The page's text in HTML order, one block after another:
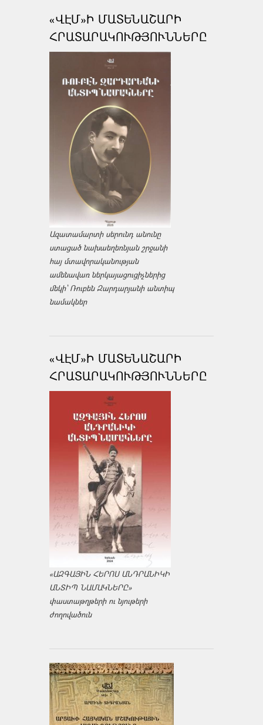
«ՎԷՄ»Ի ՄԱՏԵՆԱՇԱՐԻ
ՀՐԱՏԱՐԱԿՈՒԹՅՈՒՆՆԵՐԸ
Ազատամարտի սերունդ անունը
ստացած նախաեղեռնյան շրջանի
հայ մտավորականության
ամենավառ ներկայացուցիչներից
մեկի՝ Ռուբեն Զարդարյանի անտիպ
նամակներ
«ՎԷՄ»Ի ՄԱՏԵՆԱՇԱՐԻ
ՀՐԱՏԱՐԱԿՈՒԹՅՈՒՆՆԵՐԸ
«ԱԶԳԱՅԻՆ ՀԵՐՈՍ ԱՆԴՐԱՆԻԿԻ
ԱՆՏԻՊ ՆԱՄԱԿՆԵՐԸ»
փաստաթղթերի ու նյութերի
ժողովածուն